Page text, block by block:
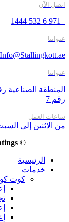
اتصل الآن
+971 6 532 1444
عنواننا
Info@Stallingkott.ae
عنواننا
رقم 7
ساعات العمل
من الاثنين إلى السبت من الساعة
© Copyright 2026
الرئيسية
خدمات
كوت